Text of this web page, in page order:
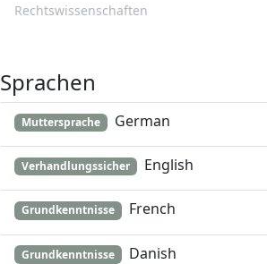
Rechtswissenschaften
Sprachen
Muttersprache German
Verhandlungssicher English
Grundkenntnisse French
Grundkenntnisse Danish